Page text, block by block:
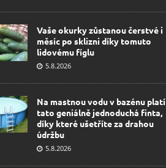
Vaše okurky zůstanou čerstvé i
měsíc po sklizni díky tomuto
lidovému fíglu
5.8.2026
Na mastnou vodu v bazénu platí
tato geniálně jednoduchá finta,
díky které ušetříte za drahou
údržbu
5.8.2026